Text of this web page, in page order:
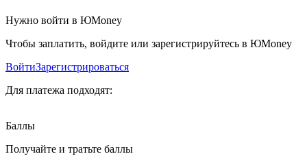
Нужно войти в ЮMoney
Чтобы заплатить, войдите или зарегистрируйтесь в ЮMoney
ВойтиЗарегистрироваться
Для платежа подходят:
Баллы
Получайте и тратьте баллы